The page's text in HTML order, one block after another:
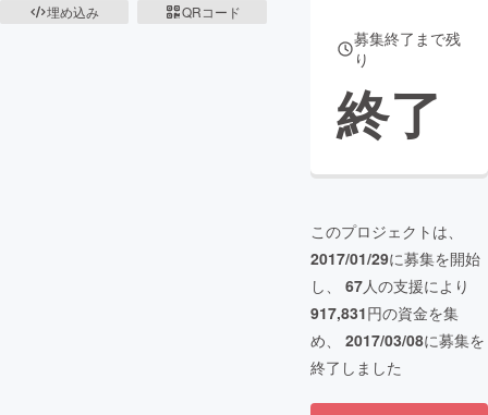
埋め込み
QRコード
募集終了まで残
り
終了
このプロジェクトは、
2017/01/29に募集を開始
し、 67人の支援により
917,831円の資金を集
め、 2017/03/08に募集を
終了しました